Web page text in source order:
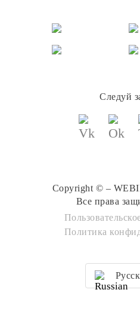
Следуй
Copyright © –
Все права
Политика